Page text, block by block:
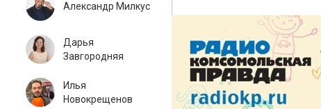
Александр Милкус
Дарья
Завгородняя
Илья
Новокрещенов